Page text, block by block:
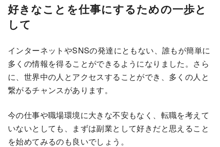
好きなことを仕事にするための一歩と
して
インターネットやSNSの発達にともない、誰もが簡単に
多くの情報を得ることができるようになりました。さら
に、世界中の人とアクセスすることができ、多くの人と
繋がるチャンスがあります。
今の仕事や職場環境に大きな不安もなく、転職を考えて
いないとしても、まずは副業として好きだと思えること
を始めてみるのも良いでしょう。